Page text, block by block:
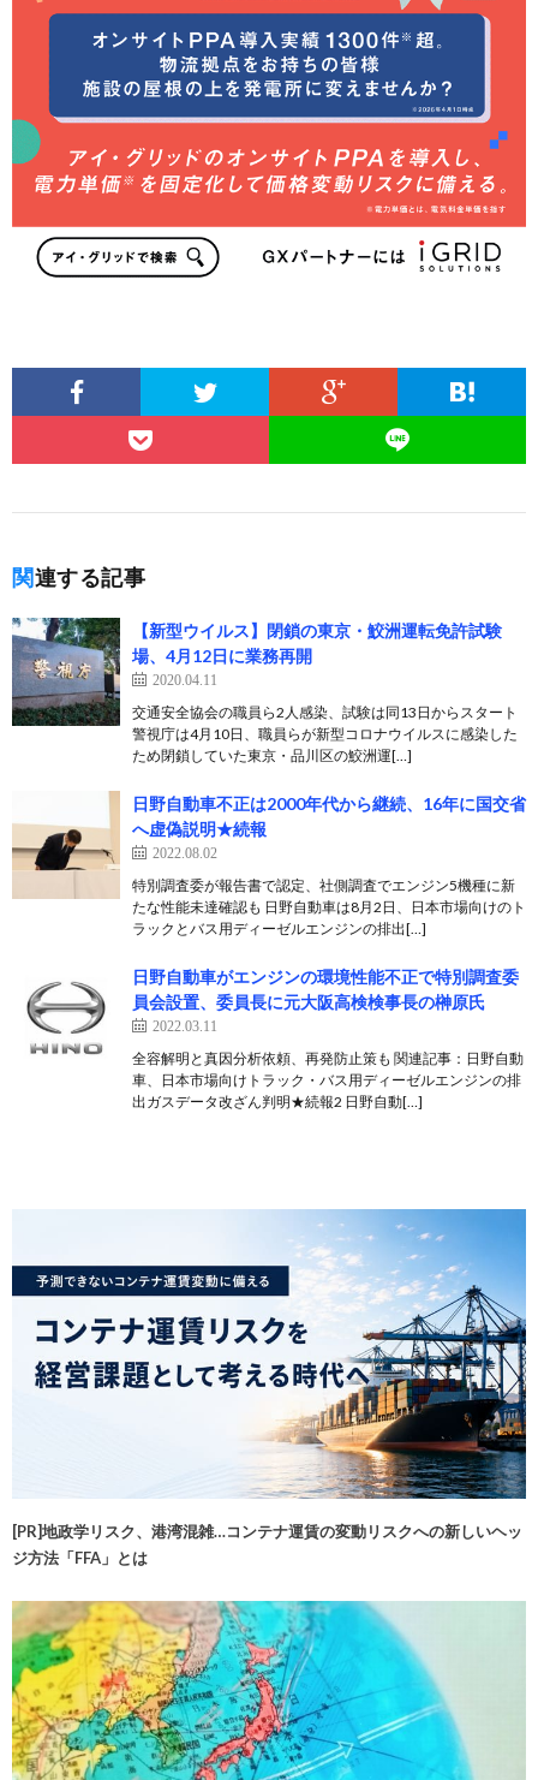
関連する記事
【新型ウイルス】閉鎖の東京・鮫洲運転免許試験
場、4月12日に業務再開
2020.04.11
交通安全協会の職員ら2人感染、試験は同13日からスタート
警視庁は4月10日、職員らが新型コロナウイルスに感染した
ため閉鎖していた東京・品川区の鮫洲運[…]
日野自動車不正は2000年代から継続、16年に国交省
へ虚偽説明★続報
2022.08.02
特別調査委が報告書で認定、社側調査でエンジン5機種に新
たな性能未達確認も 日野自動車は8月2日、日本市場向けのト
ラックとバス用ディーゼルエンジンの排出[…]
日野自動車がエンジンの環境性能不正で特別調査委
員会設置、委員長に元大阪高検検事長の榊原氏
2022.03.11
全容解明と真因分析依頼、再発防止策も 関連記事：日野自動
車、日本市場向けトラック・バス用ディーゼルエンジンの排
出ガスデータ改ざん判明★続報2 日野自動[…]
[PR]地政学リスク、港湾混雑…コンテナ運賃の変動リスクへの新しいヘッ
ジ方法「FFA」とは